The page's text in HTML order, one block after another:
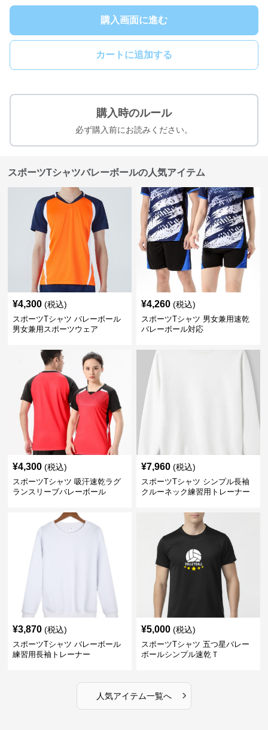
購入画面に進む
カートに追加する
購入時のルール
必ず購入前にお読みください。
スポーツTシャツバレーボールの人気アイテム
¥4,300 (税込)
スポーツTシャツ バレーボール
男女兼用スポーツウェア
¥4,260 (税込)
スポーツTシャツ 男女兼用速乾
バレーボール対応
¥4,300 (税込)
スポーツTシャツ 吸汗速乾ラグ
ランスリーブバレーボール
¥7,960 (税込)
スポーツTシャツ シンプル長袖
クルーネック練習用トレーナー
¥3,870 (税込)
スポーツTシャツ バレーボール
練習用長袖トレーナー
¥5,000 (税込)
スポーツTシャツ 五つ星バレー
ボールシンプル速乾Ｔ
人気アイテム一覧へ ›